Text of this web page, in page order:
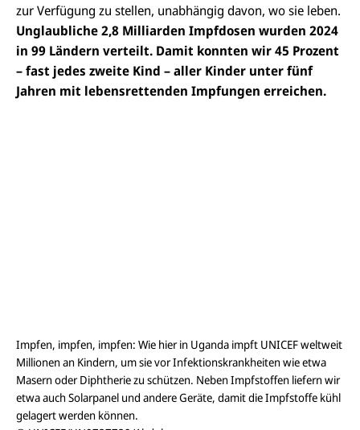
zur Verfügung zu stellen, unabhängig davon, wo sie leben.
Unglaubliche 2,8 Milliarden Impfdosen wurden 2024
in 99 Ländern verteilt. Damit konnten wir 45 Prozent
– fast jedes zweite Kind – aller Kinder unter fünf
Jahren mit lebensrettenden Impfungen erreichen.
Impfen, impfen, impfen: Wie hier in Uganda impft UNICEF weltweit
Millionen an Kindern, um sie vor Infektionskrankheiten wie etwa
Masern oder Diphtherie zu schützen. Neben Impfstoffen liefern wir
etwa auch Solarpanel und andere Geräte, damit die Impfstoffe kühl
gelagert werden können.